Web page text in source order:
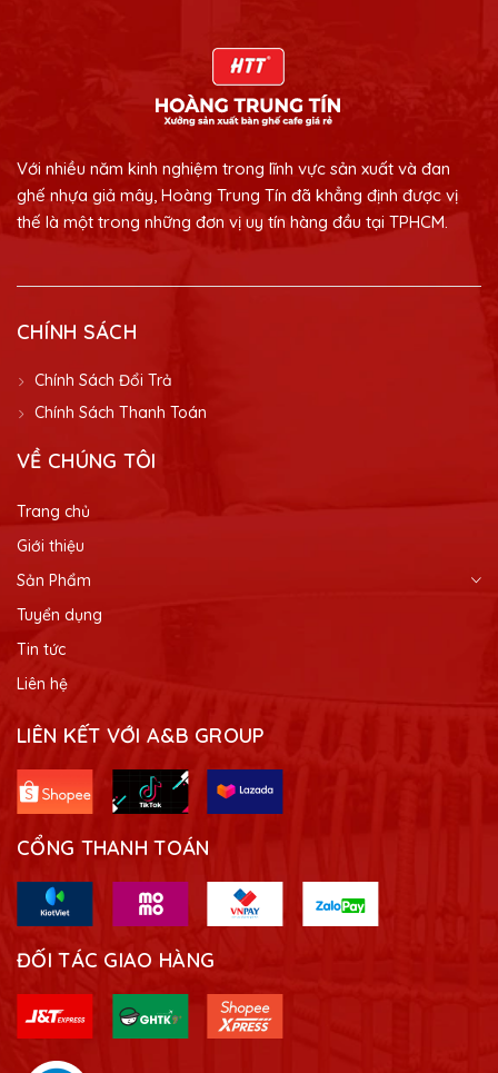
Với nhiều năm kinh nghiệm trong lĩnh vực sản xuất và đan
ghế nhựa giả mây, Hoàng Trung Tín đã khẳng định được vị
thế là một trong những đơn vị uy tín hàng đầu tại TPHCM.
CHÍNH SÁCH
Chính Sách Đổi Trả
Chính Sách Thanh Toán
VỀ CHÚNG TÔI
Trang chủ
Giới thiệu
Sản Phẩm
Tuyển dụng
Tin tức
Liên hệ
LIÊN KẾT VỚI A&B GROUP
CỔNG THANH TOÁN
ĐỐI TÁC GIAO HÀNG